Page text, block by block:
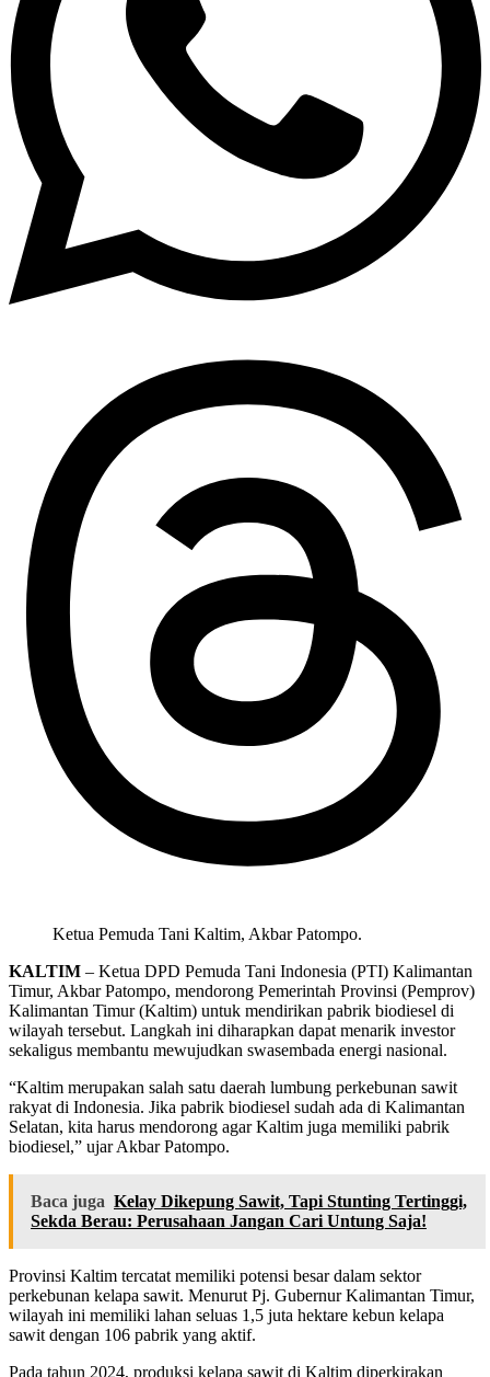
Ketua Pemuda Tani Kaltim, Akbar Patompo.
KALTIM – Ketua DPD Pemuda Tani Indonesia (PTI) Kalimantan
Timur, Akbar Patompo, mendorong Pemerintah Provinsi (Pemprov)
Kalimantan Timur (Kaltim) untuk mendirikan pabrik biodiesel di
wilayah tersebut. Langkah ini diharapkan dapat menarik investor
sekaligus membantu mewujudkan swasembada energi nasional.
“Kaltim merupakan salah satu daerah lumbung perkebunan sawit
rakyat di Indonesia. Jika pabrik biodiesel sudah ada di Kalimantan
Selatan, kita harus mendorong agar Kaltim juga memiliki pabrik
biodiesel,” ujar Akbar Patompo.
Baca juga Kelay Dikepung Sawit, Tapi Stunting Tertinggi,
Sekda Berau: Perusahaan Jangan Cari Untung Saja!
Provinsi Kaltim tercatat memiliki potensi besar dalam sektor
perkebunan kelapa sawit. Menurut Pj. Gubernur Kalimantan Timur,
wilayah ini memiliki lahan seluas 1,5 juta hektare kebun kelapa
sawit dengan 106 pabrik yang aktif.
Pada tahun 2024, produksi kelapa sawit di Kaltim diperkirakan